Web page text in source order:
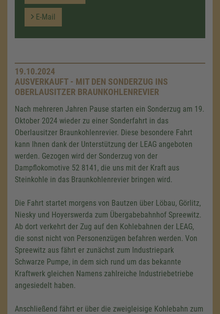
E-Mail
19.10.2024
AUSVERKAUFT - MIT DEN SONDERZUG INS
OBERLAUSITZER BRAUNKOHLENREVIER
Nach mehreren Jahren Pause starten ein Sonderzug am 19.
Oktober 2024 wieder zu einer Sonderfahrt in das
Oberlausitzer Braunkohlenrevier. Diese besondere Fahrt
kann Ihnen dank der Unterstützung der LEAG angeboten
werden. Gezogen wird der Sonderzug von der
Dampflokomotive 52 8141, die uns mit der Kraft aus
Steinkohle in das Braunkohlenrevier bringen wird.
Die Fahrt startet morgens von Bautzen über Löbau, Görlitz,
Niesky und Hoyerswerda zum Übergabebahnhof Spreewitz.
Ab dort verkehrt der Zug auf den Kohlebahnen der LEAG,
die sonst nicht von Personenzügen befahren werden. Von
Spreewitz aus fährt er zunächst zum Industriepark
Schwarze Pumpe, in dem sich rund um das bekannte
Kraftwerk gleichen Namens zahlreiche Industriebetriebe
angesiedelt haben.
Anschließend fährt er über die zweigleisige Kohlebahn zum